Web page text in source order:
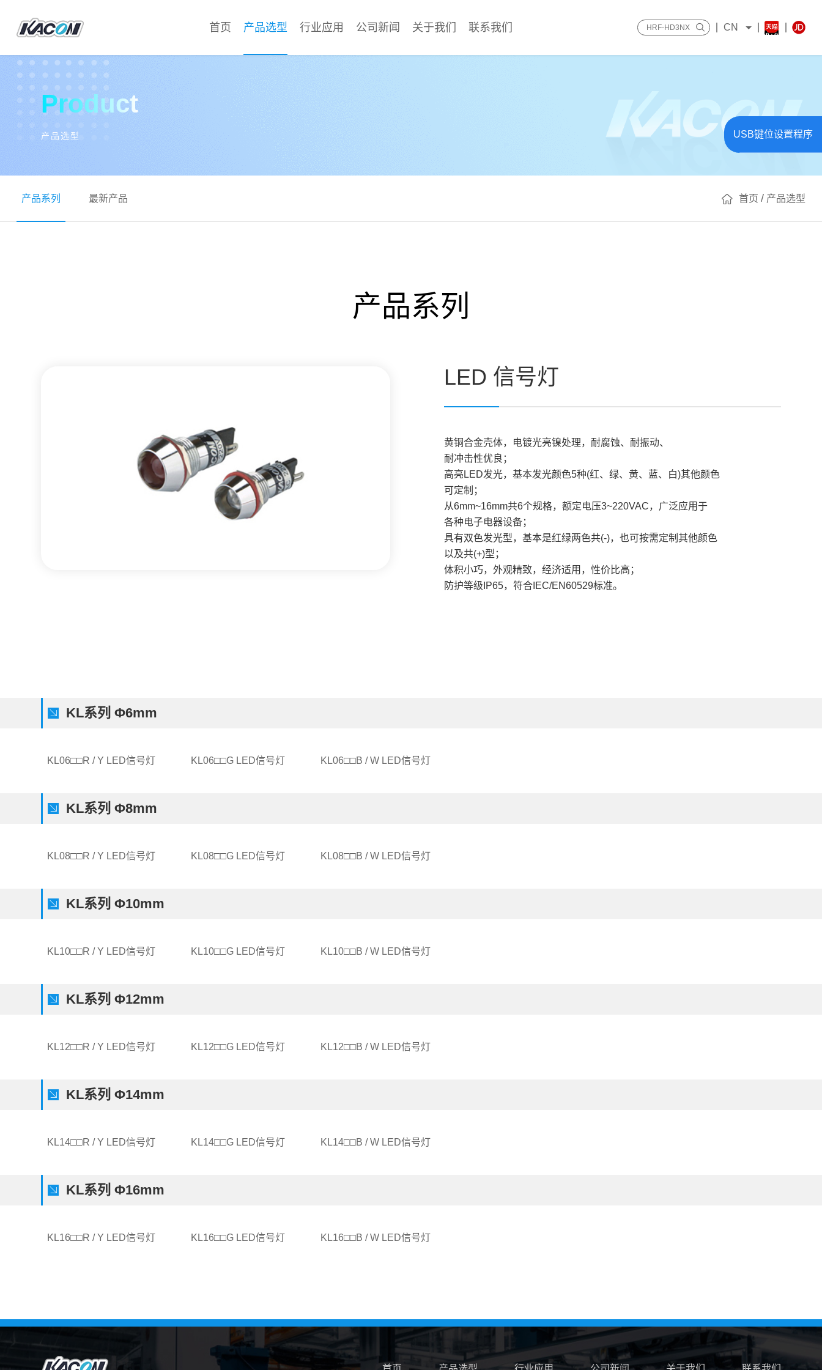
首页 产品选型 行业应用 公司新闻 关于我们 联系我们 CN
Product
产品选型
产品系列 最新产品 首页 / 产品选型
产品系列
LED 信号灯
黄铜合金壳体，电镀光亮镍处理，耐腐蚀、耐振动、
耐冲击性优良；
高亮LED发光，基本发光颜色5种(红、绿、黄、蓝、白)其他颜色
可定制；
从6mm~16mm共6个规格，额定电压3~220VAC，广泛应用于
各种电子电器设备；
具有双色发光型，基本是红绿两色共(-)，也可按需定制其他颜色
以及共(+)型；
体积小巧，外观精致，经济适用，性价比高；
防护等级IP65，符合IEC/EN60529标准。
KL系列 Φ6mm
KL06□□R / Y LED信号灯 KL06□□G LED信号灯 KL06□□B / W LED信号灯
KL系列 Φ8mm
KL08□□R / Y LED信号灯 KL08□□G LED信号灯 KL08□□B / W LED信号灯
KL系列 Φ10mm
KL10□□R / Y LED信号灯 KL10□□G LED信号灯 KL10□□B / W LED信号灯
KL系列 Φ12mm
KL12□□R / Y LED信号灯 KL12□□G LED信号灯 KL12□□B / W LED信号灯
KL系列 Φ14mm
KL14□□R / Y LED信号灯 KL14□□G LED信号灯 KL14□□B / W LED信号灯
KL系列 Φ16mm
KL16□□R / Y LED信号灯 KL16□□G LED信号灯 KL16□□B / W LED信号灯
USB键位设置程序